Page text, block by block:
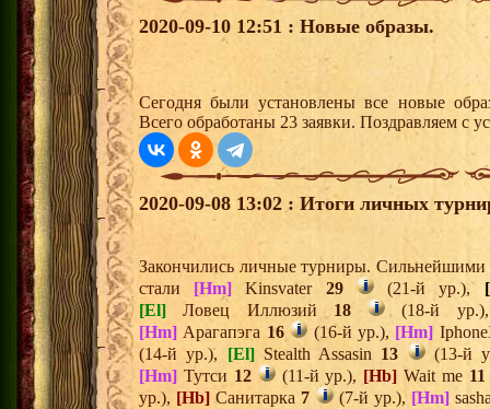
2020-09-10 12:51 : Новые образы.
Сегодня были установлены все новые
Всего обработаны 23 заявки. Поздравляем с
2020-09-08 13:02 : Итоги личных
Закончились личные турниры. Сильнейшими
стали [Hm] Kinsvater 29 (21-й ур.),
[El] Ловец Иллюзий 18
(18-й
[Hm] Арагапэга 16 (16-й ур.), [Hm]
(14-й ур.), [El]Stealth Assasin 13
(13-й
[Hm] Тутси 12 (11-й ур.), [Hb] Wait me 11
ур.), [Hb] Санитарка 7 (7-й ур.), [Hm]